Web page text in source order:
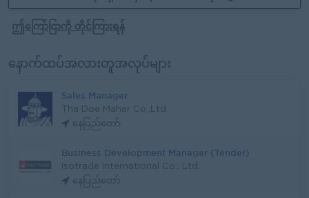
ဤကြော်ငြာကို တိုင်ကြားရန်
နောက်ထပ်အလားတူအလုပ်များ
Sales Manager
Tha Doe Mahar Co.,Ltd
နေပြည်တော်
Business Development Manager (Tender)
Isotrade International Co., Ltd.
နေပြည်တော်